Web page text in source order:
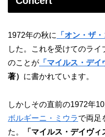
1972年の秋に 「オン・ザ
した。これを受けてのラ
のことが 「マイルス・デイ
著） に書かれています。
しかしその直前の1972年
ボルギーニ・ミウラで両足
た。
「マイルス・デイヴィ